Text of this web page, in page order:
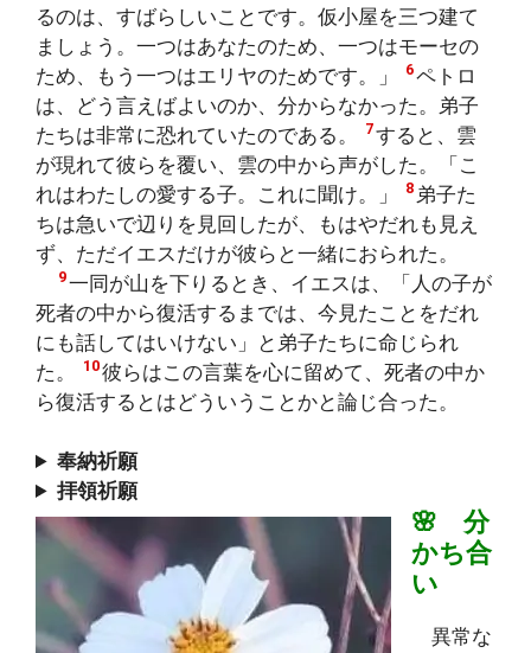
るのは、すばらしいことです。仮小屋を三つ建て
ましょう。一つはあなたのため、一つはモーセの
ため、もう一つはエリヤのためです。」
6ペトロ
は、どう言えばよいのか、分からなかった。弟子
たちは非常に恐れていたのである。
7すると、雲
が現れて彼らを覆い、雲の中から声がした。「こ
れはわたしの愛する子。これに聞け。」
8 弟子た
ちは急いで辺りを見回したが、もはやだれも見え
ず、ただイエスだけが彼らと一緒におられた。
9一同が山を下りるとき、イエスは、「人の子が
死者の中から復活するまでは、今見たことをだれ
にも話してはいけない」と弟子たちに命じられ
た。
10彼らはこの言葉を心に留めて、死者の中か
ら復活するとはどういうことかと論じ合った。
奉納祈願
拝領祈願
🌸 分
かち合
い
異常な